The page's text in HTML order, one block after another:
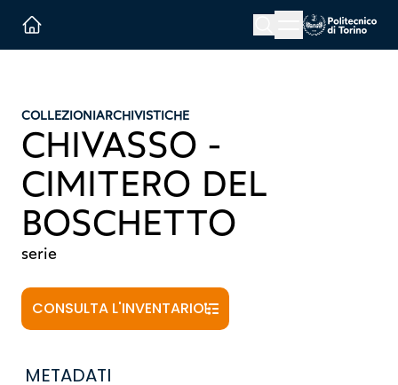
Menu button
COLLEZIONIARCHIVISTICHE
CHIVASSO -
CIMITERO DEL
BOSCHETTO
serie
CONSULTA L'INVENTARIO
METADATI